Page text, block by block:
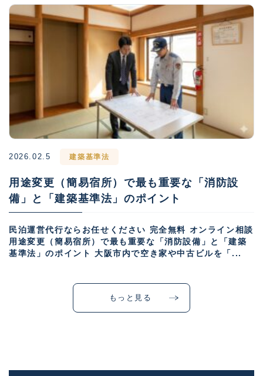
2026.02.5 建築基準法
用途変更（簡易宿所）で最も重要な「消防設
備」と「建築基準法」のポイント
民泊運営代行ならお任せください 完全無料 オンライン相談
用途変更（簡易宿所）で最も重要な「消防設備」と「建築
基準法」のポイント 大阪市内で空き家や中古ビルを「...
もっと見る